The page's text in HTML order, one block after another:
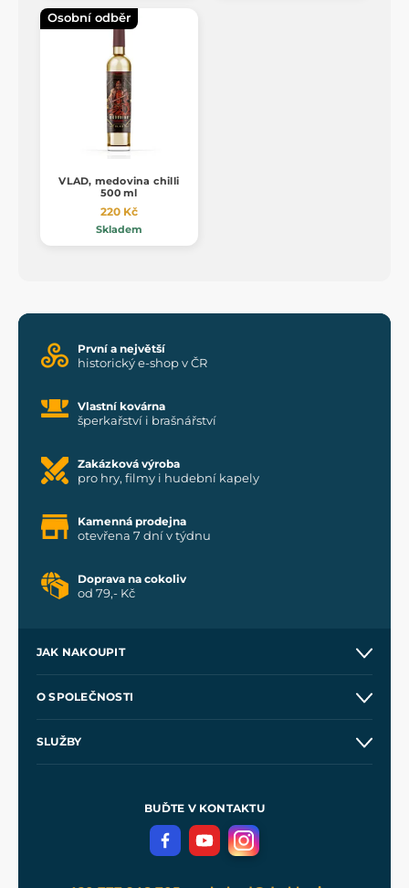
Osobní odběr
VLAD, medovina chilli
500 ml
220 Kč
Skladem
První a největší
historický e-shop v ČR
Vlastní kovárna
šperkařství i brašnářství
Zakázková výroba
pro hry, filmy i hudební kapely
Kamenná prodejna
otevřena 7 dní v týdnu
Doprava na cokoliv
od 79,- Kč
JAK NAKOUPIT
Velkoobchod
O SPOLEČNOSTI
SLUŽBY
Meče pro Kingdom Come
BUĎTE V KONTAKTU